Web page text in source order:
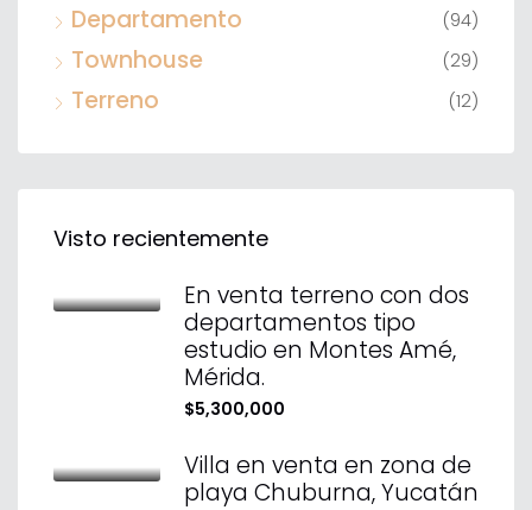
Departamento (94)
Townhouse (29)
Terreno (12)
Visto recientemente
En venta terreno con dos
departamentos tipo
estudio en Montes Amé,
Mérida.
$5,300,000
Villa en venta en zona de
playa Chuburna, Yucatán